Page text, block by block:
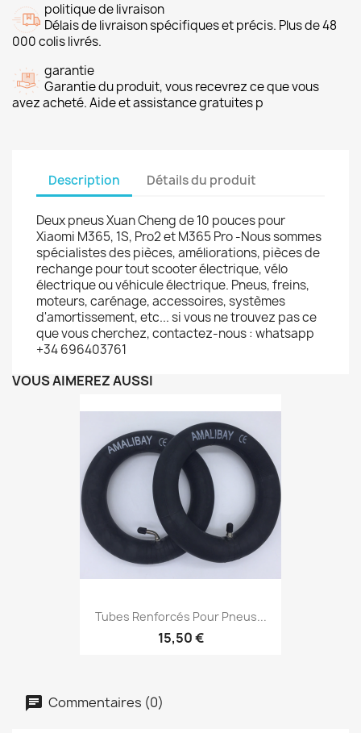
politique de livraison
Délais de livraison spécifiques et précis. Plus de 48
000 colis livrés.
garantie
Garantie du produit, vous recevrez ce que vous
avez acheté. Aide et assistance gratuites p
Description Détails du produit
Deux pneus Xuan Cheng de 10 pouces pour
Xiaomi M365, 1S, Pro2 et M365 Pro -Nous sommes
spécialistes des pièces, améliorations, pièces de
rechange pour tout scooter électrique, vélo
électrique ou véhicule électrique. Pneus, freins,
moteurs, carénage, accessoires, systèmes
d'amortissement, etc... si vous ne trouvez pas ce
que vous cherchez, contactez-nous : whatsapp
+34 696403761
VOUS AIMEREZ AUSSI
Tubes Renforcés Pour Pneus...
15,50 €
Commentaires (0)